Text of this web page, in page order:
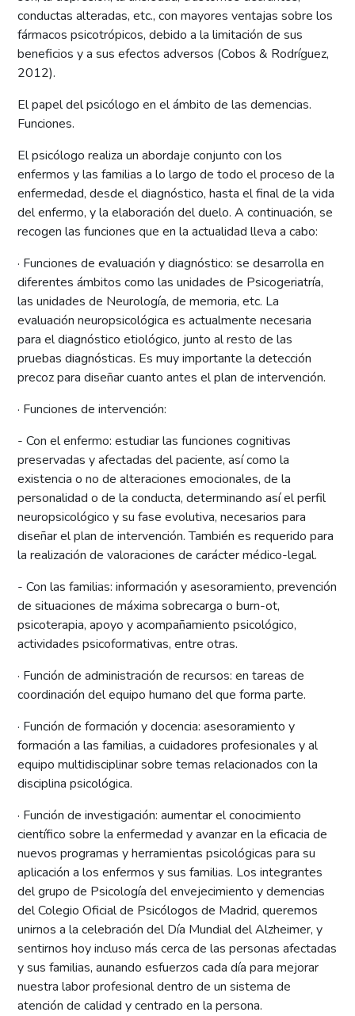
conductas alteradas, etc., con mayores ventajas sobre los
fármacos psicotrópicos, debido a la limitación de sus
beneficios y a sus efectos adversos (Cobos & Rodríguez,
2012).
El papel del psicólogo en el ámbito de las demencias.
Funciones.
El psicólogo realiza un abordaje conjunto con los
enfermos y las familias a lo largo de todo el proceso de la
enfermedad, desde el diagnóstico, hasta el final de la vida
del enfermo, y la elaboración del duelo. A continuación, se
recogen las funciones que en la actualidad lleva a cabo:
· Funciones de evaluación y diagnóstico: se desarrolla en
diferentes ámbitos como las unidades de Psicogeriatría,
las unidades de Neurología, de memoria, etc. La
evaluación neuropsicológica es actualmente necesaria
para el diagnóstico etiológico, junto al resto de las
pruebas diagnósticas. Es muy importante la detección
precoz para diseñar cuanto antes el plan de intervención.
· Funciones de intervención:
- Con el enfermo: estudiar las funciones cognitivas
preservadas y afectadas del paciente, así como la
existencia o no de alteraciones emocionales, de la
personalidad o de la conducta, determinando así el perfil
neuropsicológico y su fase evolutiva, necesarios para
diseñar el plan de intervención. También es requerido para
la realización de valoraciones de carácter médico-legal.
- Con las familias: información y asesoramiento, prevención
de situaciones de máxima sobrecarga o burn-ot,
psicoterapia, apoyo y acompañamiento psicológico,
actividades psicoformativas, entre otras.
· Función de administración de recursos: en tareas de
coordinación del equipo humano del que forma parte.
· Función de formación y docencia: asesoramiento y
formación a las familias, a cuidadores profesionales y al
equipo multidisciplinar sobre temas relacionados con la
disciplina psicológica.
· Función de investigación: aumentar el conocimiento
científico sobre la enfermedad y avanzar en la eficacia de
nuevos programas y herramientas psicológicas para su
aplicación a los enfermos y sus familias. Los integrantes
del grupo de Psicología del envejecimiento y demencias
del Colegio Oficial de Psicólogos de Madrid, queremos
unirnos a la celebración del Día Mundial del Alzheimer, y
sentirnos hoy incluso más cerca de las personas afectadas
y sus familias, aunando esfuerzos cada día para mejorar
nuestra labor profesional dentro de un sistema de
atención de calidad y centrado en la persona.